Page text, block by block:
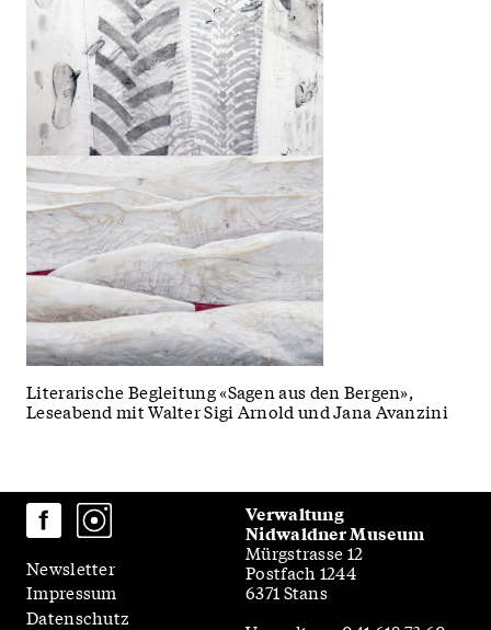
Literarische Begleitung «Sagen aus den Bergen»,
Leseabend mit Walter Sigi Arnold und Jana Avanzini
Newsletter
Impressum
Datenschutz
Verwaltung
Nidwaldner Museum
Mürgstrasse 12
Postfach 1244
6371 Stans